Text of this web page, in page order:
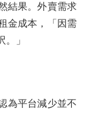
結果。外賣需求
金成本，「因需
」
為平台減少並不